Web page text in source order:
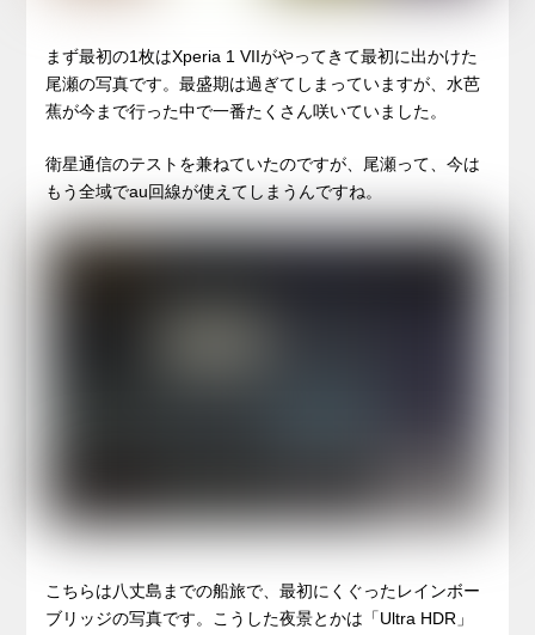
まず最初の1枚はXperia 1 VIIがやってきて最初に出かけた
尾瀬の写真です。最盛期は過ぎてしまっていますが、水芭
蕉が今まで行った中で一番たくさん咲いていました。
衛星通信のテストを兼ねていたのですが、尾瀬って、今は
もう全域でau回線が使えてしまうんですね。
こちらは八丈島までの船旅で、最初にくぐったレインボー
ブリッジの写真です。こうした夜景とかは「Ultra HDR」